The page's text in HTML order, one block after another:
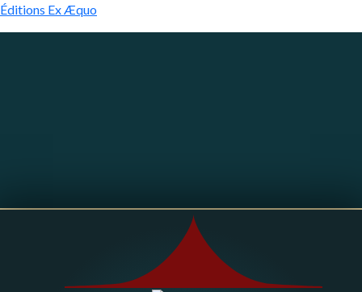
Éditions Ex Æquo